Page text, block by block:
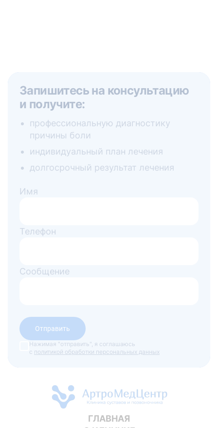
Запишитесь на консультацию
и получите:
профессиональную диагностику
причины боли
индивидуальный план лечения
долгосрочный результат лечения
Имя
Телефон
Сообщение
Отправить
Нажимая "отправить", я соглашаюсь
с политикой обработки персональных данных
ГЛАВНАЯ